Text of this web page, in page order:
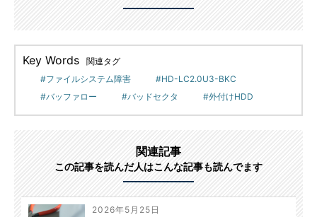
Key Words
関連タグ
ファイルシステム障害
HD-LC2.0U3-BKC
バッファロー
バッドセクタ 外付けHDD
関連記事
この記事を読んだ人はこんな記事も読んでます
2026年5月25日